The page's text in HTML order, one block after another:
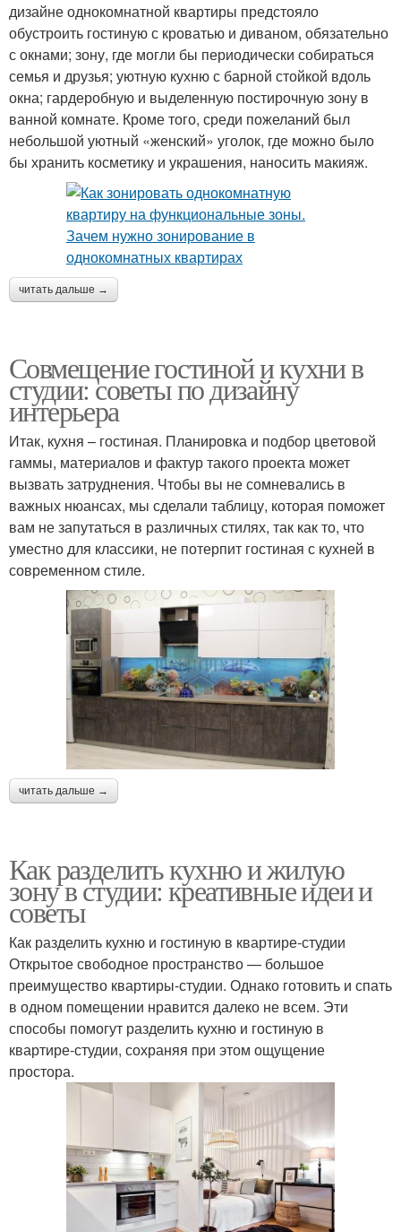
дизайне однокомнатной квартиры предстояло
обустроить гостиную с кроватью и диваном, обязательно
с окнами; зону, где могли бы периодически собираться
семья и друзья; уютную кухню с барной стойкой вдоль
окна; гардеробную и выделенную постирочную зону в
ванной комнате. Кроме того, среди пожеланий был
небольшой уютный «женский» уголок, где можно было
бы хранить косметику и украшения, наносить макияж.
читать дальше →
Совмещение гостиной и кухни в
студии: советы по дизайну
интерьера
Итак, кухня – гостиная. Планировка и подбор цветовой
гаммы, материалов и фактур такого проекта может
вызвать затруднения. Чтобы вы не сомневались в
важных нюансах, мы сделали таблицу, которая поможет
вам не запутаться в различных стилях, так как то, что
уместно для классики, не потерпит гостиная с кухней в
современном стиле.
читать дальше →
Как разделить кухню и жилую
зону в студии: креативные идеи и
советы
Как разделить кухню и гостиную в квартире-студии
Открытое свободное пространство — большое
преимущество квартиры-студии. Однако готовить и спать
в одном помещении нравится далеко не всем. Эти
способы помогут разделить кухню и гостиную в
квартире-студии, сохраняя при этом ощущение
простора.